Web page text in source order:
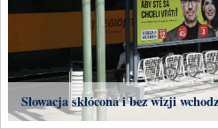
Słowacja skłócona i bez wizji